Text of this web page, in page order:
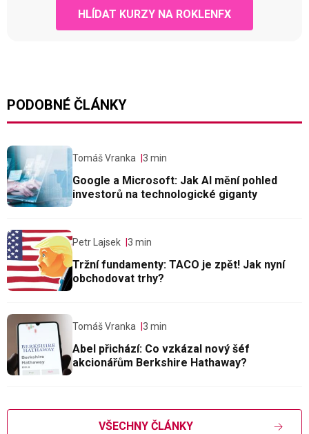
HLÍDAT KURZY NA ROKLENFX
PODOBNÉ ČLÁNKY
Tomáš Vranka 3 min
Google a Microsoft: Jak AI mění pohled
investorů na technologické giganty
Petr Lajsek 3 min
Tržní fundamenty: TACO je zpět! Jak nyní
obchodovat trhy?
Tomáš Vranka 3 min
Abel přichází: Co vzkázal nový šéf
akcionářům Berkshire Hathaway?
VŠECHNY ČLÁNKY